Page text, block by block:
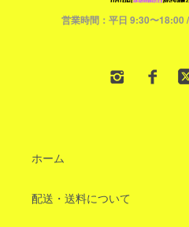
営業時間：平日 9:30〜18:00
ホーム
配送・送料について